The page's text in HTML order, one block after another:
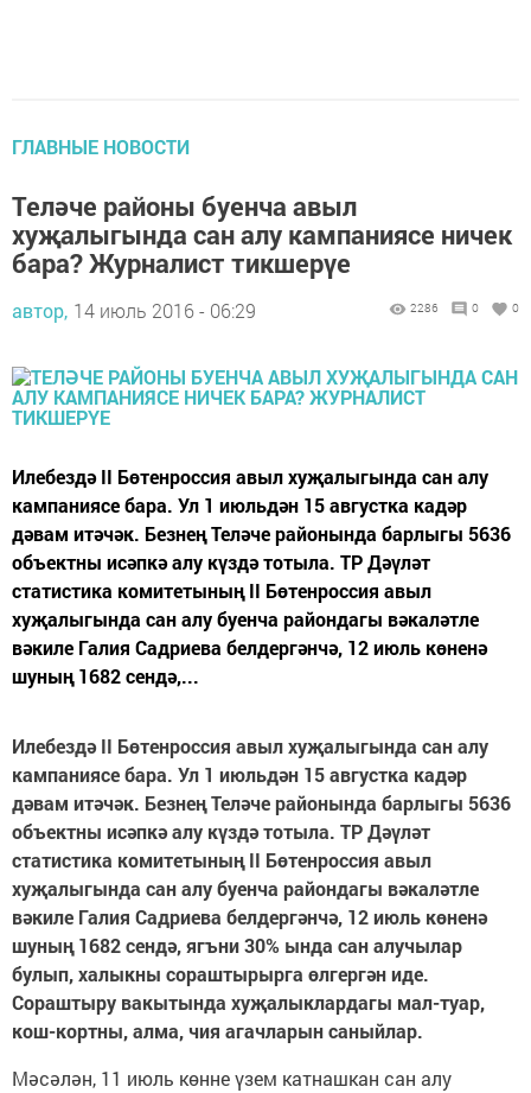
ГЛАВНЫЕ НОВОСТИ
Теләче районы буенча авыл
хуҗалыгында сан алу кампаниясе ничек
бара? Журналист тикшерүе
автор, 14 июль 2016 - 06:29 2286 0 0
Илебездә II Бөтенроссия авыл хуҗалыгында сан алу
кампаниясе бара. Ул 1 июльдән 15 августка кадәр
дәвам итәчәк. Безнең Теләче районында барлыгы 5636
объектны исәпкә алу күздә тотыла. ТР Дәүләт
статистика комитетының II Бөтенроссия авыл
хуҗалыгында сан алу буенча райондагы вәкаләтле
вәкиле Галия Садриева белдергәнчә, 12 июль көненә
шуның 1682 сендә,...
Илебездә II Бөтенроссия авыл хуҗалыгында сан алу
кампаниясе бара. Ул 1 июльдән 15 августка кадәр
дәвам итәчәк. Безнең Теләче районында барлыгы 5636
объектны исәпкә алу күздә тотыла. ТР Дәүләт
статистика комитетының II Бөтенроссия авыл
хуҗалыгында сан алу буенча райондагы вәкаләтле
вәкиле Галия Садриева белдергәнчә, 12 июль көненә
шуның 1682 сендә, ягъни 30% ында сан алучылар
булып, халыкны сораштырырга өлгергән иде.
Сораштыру вакытында хуҗалыклардагы мал-туар,
кош-кортны, алма, чия агачларын саныйлар.
Мәсәлән, 11 июль көнне үзем катнашкан сан алу